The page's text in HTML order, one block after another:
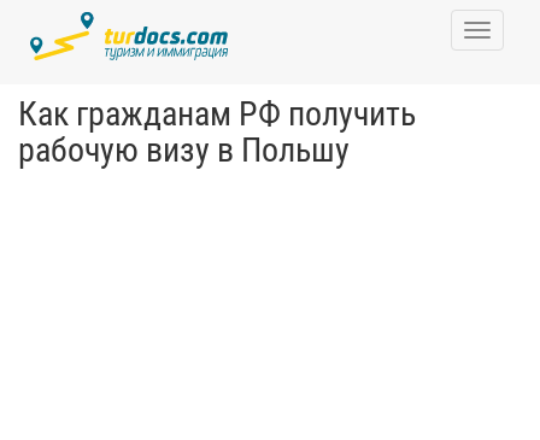
Toggle
Как гражданам РФ получить
рабочую визу в Польшу